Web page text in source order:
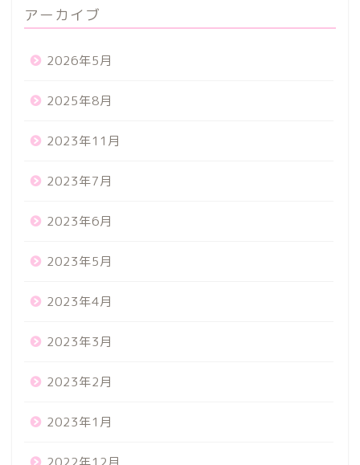
アーカイブ
2026年5月
2025年8月
2023年11月
2023年7月
2023年6月
2023年5月
2023年4月
2023年3月
2023年2月
2023年1月